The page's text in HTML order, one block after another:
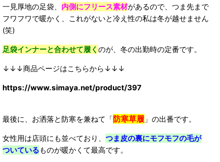
一見厚地の足袋、 内側にフリース素材があるので、つま先まで
フワフワで暖かく、これがないと冷え性の私は冬が越せません
(笑)
足袋インナーと合わせて履く のが、冬の出勤時の定番です。
↓↓↓商品ページはこちらから↓↓↓
https://www.simaya.net/product/397
最後に、お洒落と防寒を兼ねて「防寒草履 」の出番です。
女性用は店頭にも並べており、 つま皮の裏にモフモフの毛が
ついているものが暖かくて最高です。